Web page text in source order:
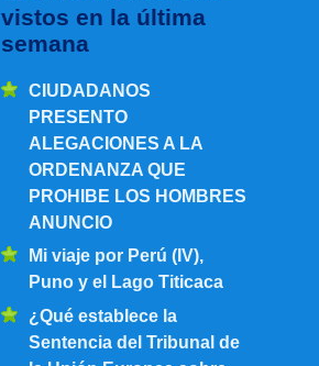
vistos en la última
semana
CIUDADANOS
PRESENTO
ALEGACIONES A LA
ORDENANZA QUE
PROHIBE LOS HOMBRES
ANUNCIO
Mi viaje por Perú (IV),
Puno y el Lago Titicaca
¿Qué establece la
Sentencia del Tribunal de